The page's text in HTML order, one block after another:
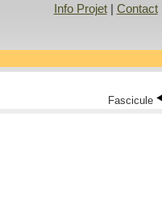
Info Projet| Contact|
Fascicule